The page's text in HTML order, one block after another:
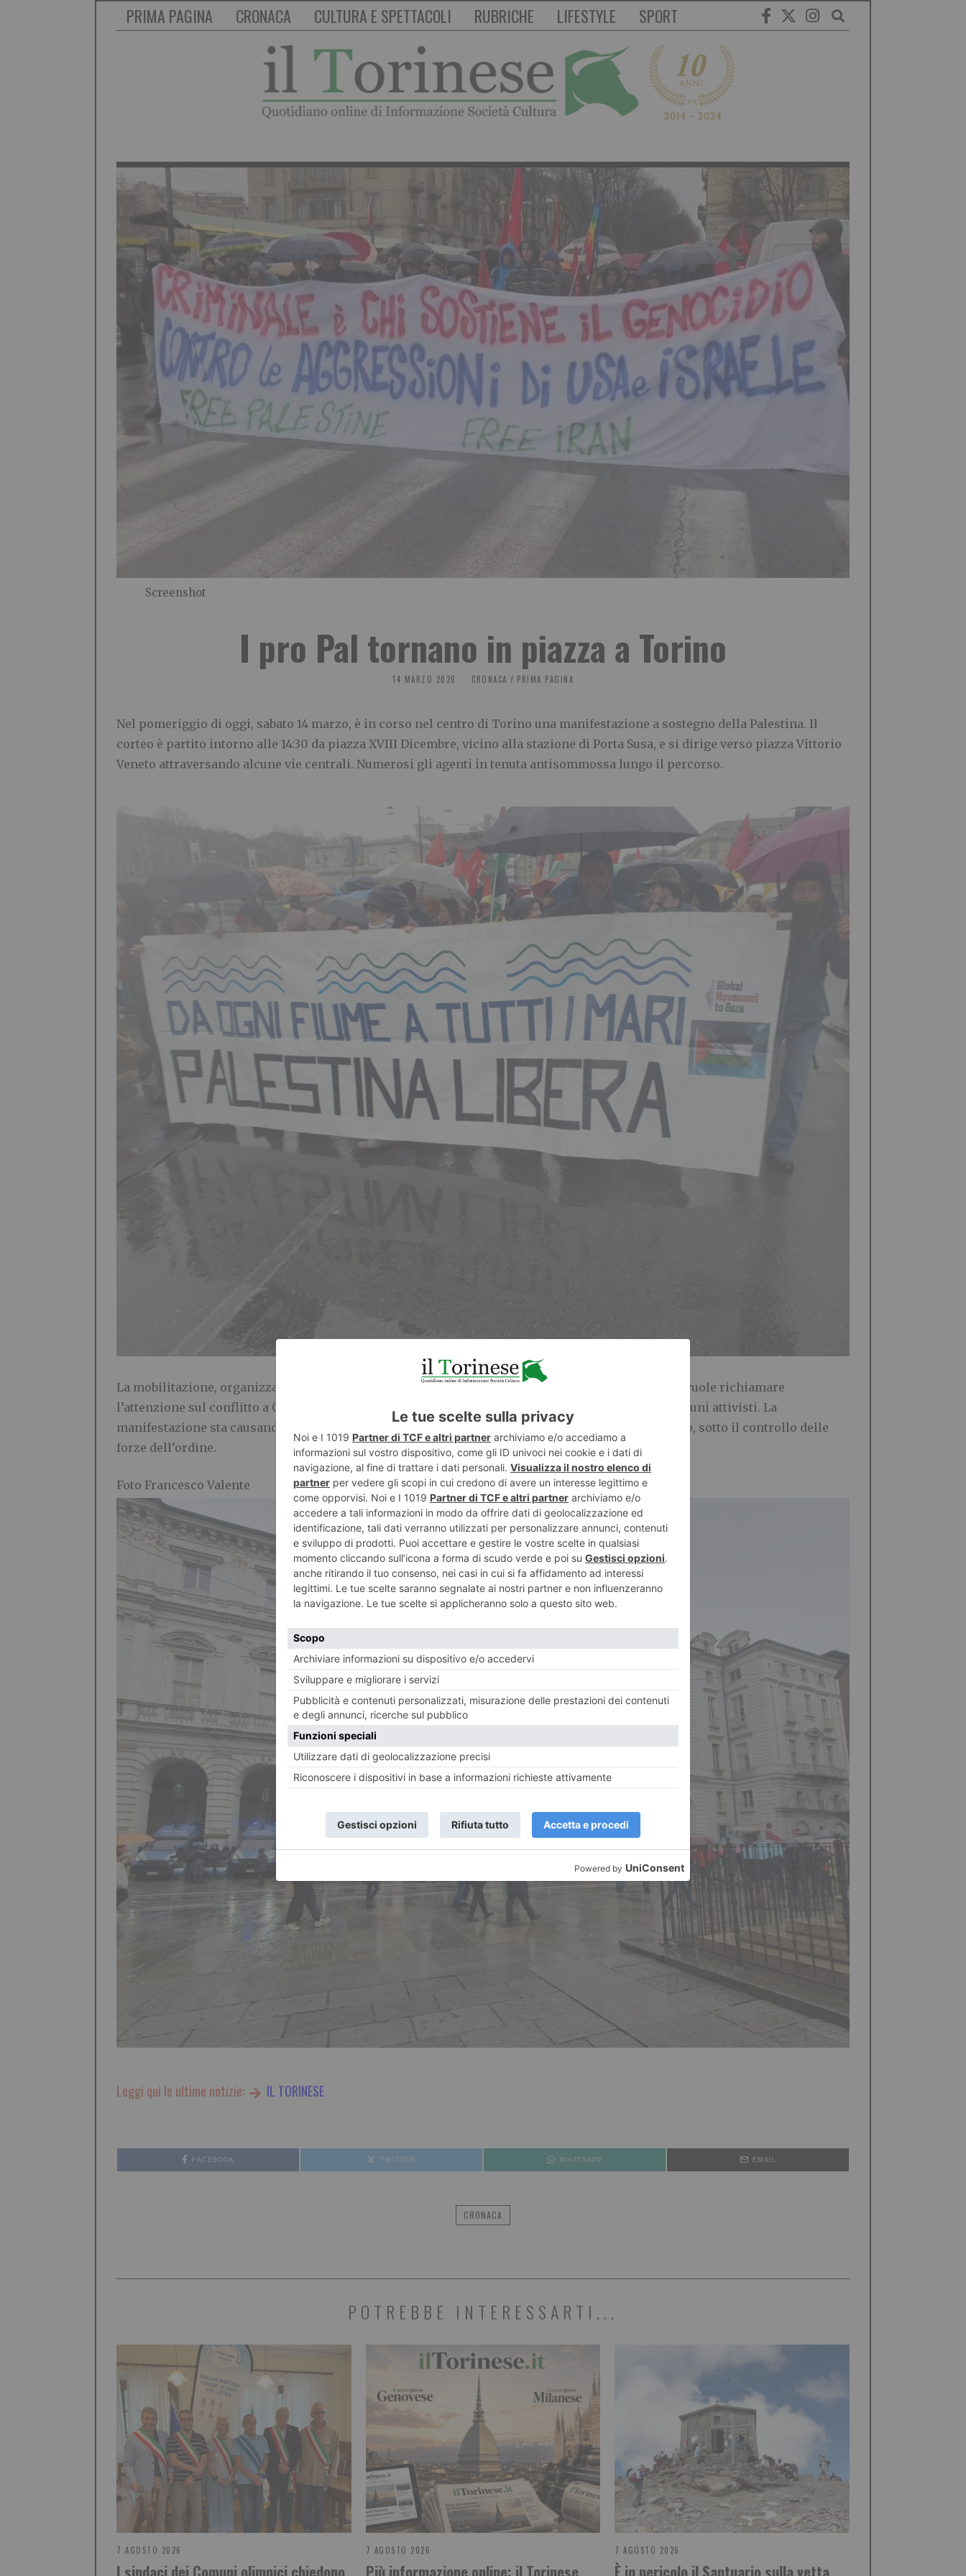
PRIMA PAGINA CRONACA CULTURA E SPETTACOLI RUBRICHE LIFESTYLE SPORT
Screenshot
I pro Pal tornano in piazza a Torino
14 MARZO 2026 CRONACA / PRIMA PAGINA
Nel pomeriggio di oggi, sabato 14 marzo, è in corso nel centro di Torino una manifestazione a sostegno della Palestina. Il
corteo è partito intorno alle 14:30 da piazza XVIII Dicembre, vicino alla stazione di Porta Susa, e si dirige verso piazza Vittorio
Veneto attraversando alcune vie centrali. Numerosi gli agenti in tenuta antisommossa lungo il percorso.
La mobilitazione, organizzata da collettivi e associazioni solidali con la popolazione palestinese, vuole richiamare
l’attenzione sul conflitto a Gaza e contestare i recenti provvedimenti giudiziari nei confronti di alcuni attivisti. La
manifestazione sta causando temporanee modifiche alla viabilità nelle zone attraversate dal corteo, sotto il controllo delle
forze dell’ordine.
Foto Francesco Valente
Leggi qui le ultime notizie: IL TORINESE
FACEBOOK TWITTER WHATSAPP EMAIL
CRONACA
POTREBBE INTERESSARTI...
7 AGOSTO 2026
I sindaci dei Comuni olimpici chiedono
7 AGOSTO 2026
Più informazione online: il Torinese
7 AGOSTO 2026
È in pericolo il Santuario sulla vetta